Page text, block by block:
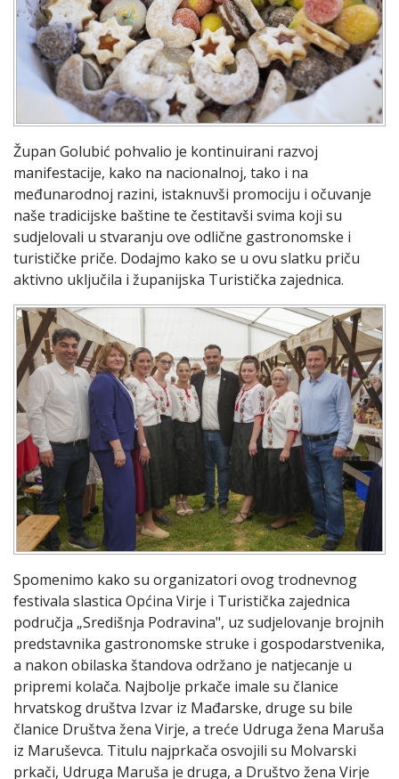
Župan Golubić pohvalio je kontinuirani razvoj
manifestacije, kako na nacionalnoj, tako i na
međunarodnoj razini, istaknuvši promociju i očuvanje
naše tradicijske baštine te čestitavši svima koji su
sudjelovali u stvaranju ove odlične gastronomske i
turističke priče. Dodajmo kako se u ovu slatku priču
aktivno uključila i županijska Turistička zajednica.
Spomenimo kako su organizatori ovog trodnevnog
festivala slastica Općina Virje i Turistička zajednica
područja „Središnja Podravina", uz sudjelovanje brojnih
predstavnika gastronomske struke i gospodarstvenika,
a nakon obilaska štandova održano je natjecanje u
pripremi kolača. Najbolje prkače imale su članice
hrvatskog društva Izvar iz Mađarske, druge su bile
članice Društva žena Virje, a treće Udruga žena Maruša
iz Maruševca. Titulu najprkača osvojili su Molvarski
prkači, Udruga Maruša je druga, a Društvo žena Virje